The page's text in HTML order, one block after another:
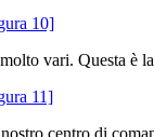
vari. Questa è